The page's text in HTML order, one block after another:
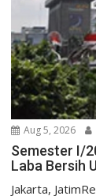
Aug 5, 2026
Semester I/
Laba Bersih
Jakarta,